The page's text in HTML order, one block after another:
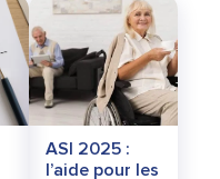
ASI 2025 :
l’aide pour les